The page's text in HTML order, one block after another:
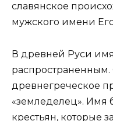
славянское
мужского имени
В древней Руси
древнегреческое
«земледелец».
крестьян, которые